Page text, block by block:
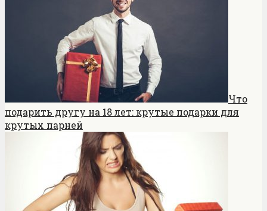
Что
подарить другу на 18 лет: крутые подарки для
крутых парней